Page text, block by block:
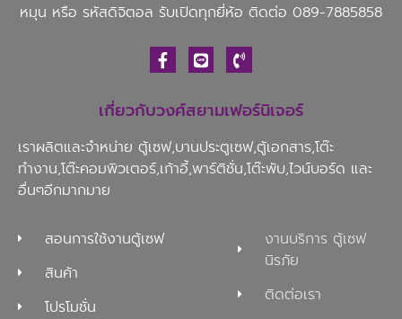
หมุน หรือ รหัสดิจิตอล รับเปิดทุกยี่ห้อ ติดต่อ 089-7885858
เกี่ยวกับวงศ์สยามเฟอร์นิเจอร์
เราผลิตและจำหน่าย ตู้เซฟ,บานประตูเซฟ,ตู้เอกสาร,โต๊ะ
ทำงาน,โต๊ะคอมพิวเตอร์,เก้าอี้,พาร์ติชั่น,โต๊ะพับ,ไวน์บอร์ด และ
อื่นๆอีกมากมาย
สอนการใช้งานตู้เซฟ
สินค้า
โปรโมชั่น
งานบริการ ตู้เซฟ
นิรภัย
ติดต่อเรา